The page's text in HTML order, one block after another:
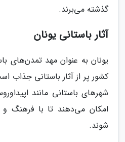
گذشته می‌برند.
آثار باستانی یونان
یونان به عنوان مهد تمدن‌های
کشور پر از آثار باستانی جذاب
شهرهای باستانی مانند
امکان می‌دهند تا با فرهنگ و
شوند.